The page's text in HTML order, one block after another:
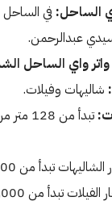
الساحل: في الساحل
واي الساحل
شاليهات وفيلات.